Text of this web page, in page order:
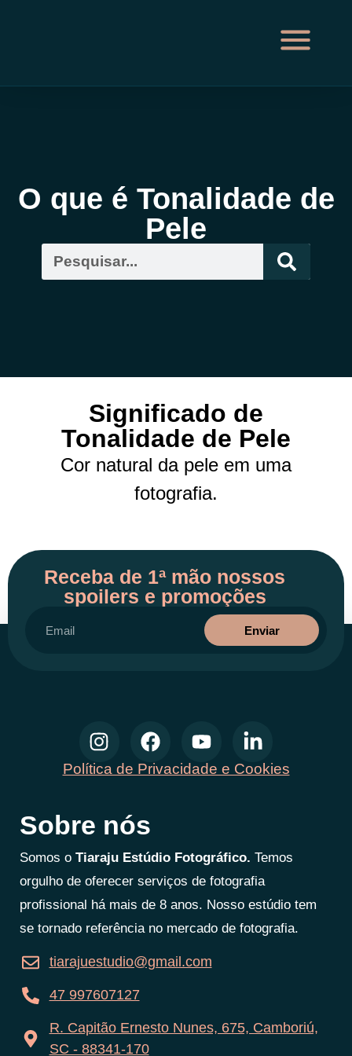
O que é Tonalidade de
Pele
Significado de
Tonalidade de Pele
Cor natural da pele em uma
fotografia.
Receba de 1ª mão nossos
spoilers e promoções
Enviar
Política de Privacidade e Cookies
Sobre nós
Somos o Tiaraju Estúdio Fotográfico. Temos
orgulho de oferecer serviços de fotografia
profissional há mais de 8 anos. Nosso estúdio tem
se tornado referência no mercado de fotografia.
tiarajuestudio@gmail.com
47 997607127
R. Capitão Ernesto Nunes, 675, Camboriú,
SC - 88341-170